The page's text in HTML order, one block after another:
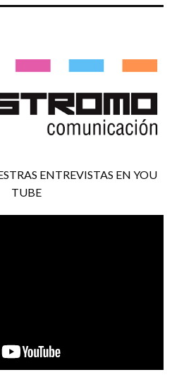
ENTREVISTAS EN YOU
TUBE